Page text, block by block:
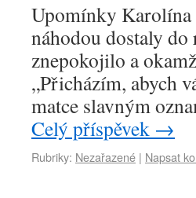
Upomínky Karolína
náhodou dostaly
znepokojilo a
„Přicházím, abych
matce slavným
Celý příspěvek →
Rubriky: Nezařazené | Napsat